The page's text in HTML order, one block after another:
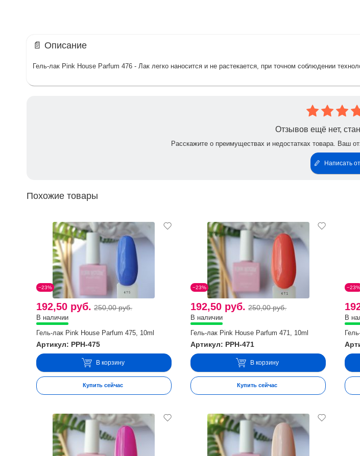
📄 Описание
Гель-лак Pink House Parfum 476 - Лак легко наносится и не растекается, при точном соблюдении
Отзывов ещё нет,
Расскажите о преимуществах и недостатках товара. Ваш
Написать
Похожие товары
−23%
192,50 руб. 250,00 руб.
В наличии
Гель-лак Pink House Parfum 475, 10ml
Артикул: PPH-475
В корзину
Купить сейчас
−23%
192,50 руб. 250,00 руб.
В наличии
Гель-лак Pink House Parfum 471, 10ml
Артикул: PPH-471
В корзину
Купить сейчас
−23%
В